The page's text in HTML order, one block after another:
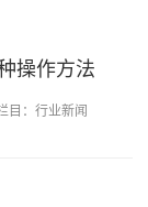
操作方法
目： 行业新闻